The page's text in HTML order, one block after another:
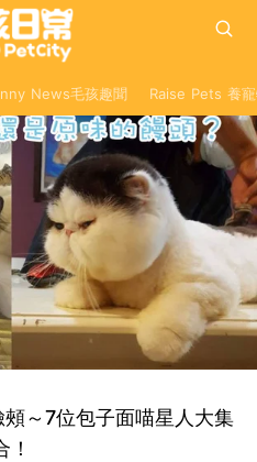
News毛孩趣聞 Raise Pets 養
～7位包子面喵星人大集
！